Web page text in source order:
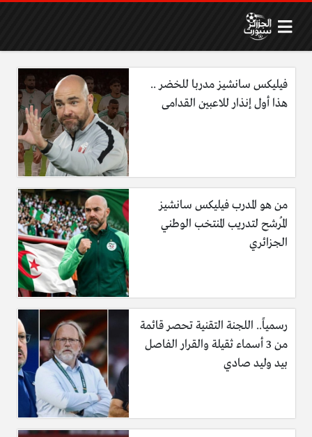
فيليكس سانشيز مدربا للخضر ..
هذا أول إنذار للاعبين القدامى
من هو المدرب فيليكس سانشيز
المُرشح لتدريب المنتخب الوطني
الجزائري
رسمياً.. اللجنة التقنية تحصر قائمة
من 3 أسماء ثقيلة والقرار الفاصل
بيد وليد صادي